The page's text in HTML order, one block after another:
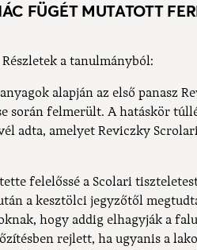
FÜGÉT MUTATOTT
a tanulmányból:
alapján az első panasz
során felmerült. A hatáskör
adta, amelyet Reviczky
felelőssé a Scolari
a kesztölci jegyzőtől
hogy addig elhagyják a
rejlett, ha ugyanis a